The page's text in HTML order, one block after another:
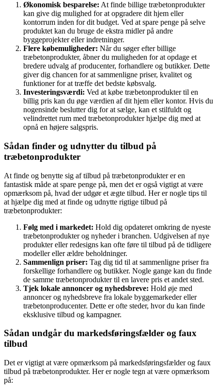
Økonomisk besparelse: At finde billige træbetonprodukter
kan give dig mulighed for at opgradere dit hjem eller
kontorrum inden for dit budget. Ved at spare penge på selve
produktet kan du bruge de ekstra midler på andre
byggeprojekter eller indretninger.
Flere købemuligheder: Når du søger efter billige
træbetonprodukter, åbner du muligheden for at opdage et
bredere udvalg af producenter, forhandlere og butikker. Dette
giver dig chancen for at sammenligne priser, kvalitet og
funktioner for at træffe det bedste købsvalg.
Investeringsværdi: Ved at købe træbetonprodukter til en
billig pris kan du øge værdien af dit hjem eller kontor. Hvis du
nogensinde beslutter dig for at sælge, kan et stilfuldt og
velindrettet rum med træbetonprodukter hjælpe dig med at
opnå en højere salgspris.
Sådan finder og udnytter du tilbud på
træbetonprodukter
At finde og benytte sig af tilbud på træbetonprodukter er en
fantastisk måde at spare penge på, men det er også vigtigt at være
opmærksom på, hvad der udgør et ægte tilbud. Her er nogle tips til
at hjælpe dig med at finde og udnytte rigtige tilbud på
træbetonprodukter:
Følg med i markedet: Hold dig opdateret omkring de nyeste
træbetonprodukter og nyheder i branchen. Udgivelsen af nye
produkter eller redesigns kan ofte føre til tilbud på de tidligere
modeller eller ældre beholdninger.
Sammenlign priser: Tag dig tid til at sammenligne priser fra
forskellige forhandlere og butikker. Nogle gange kan du finde
de samme træbetonprodukter til en lavere pris et andet sted.
Tjek lokale annoncer og nyhedsbreve: Hold øje med
annoncer og nyhedsbreve fra lokale byggemarkeder eller
træbetonproducenter. Dette er ofte steder, hvor du kan finde
eksklusive tilbud og kampagner.
Sådan undgår du markedsføringsfælder og faux
tilbud
Det er vigtigt at være opmærksom på markedsføringsfælder og faux
tilbud på træbetonprodukter. Her er nogle tegn at være opmærksom
på: